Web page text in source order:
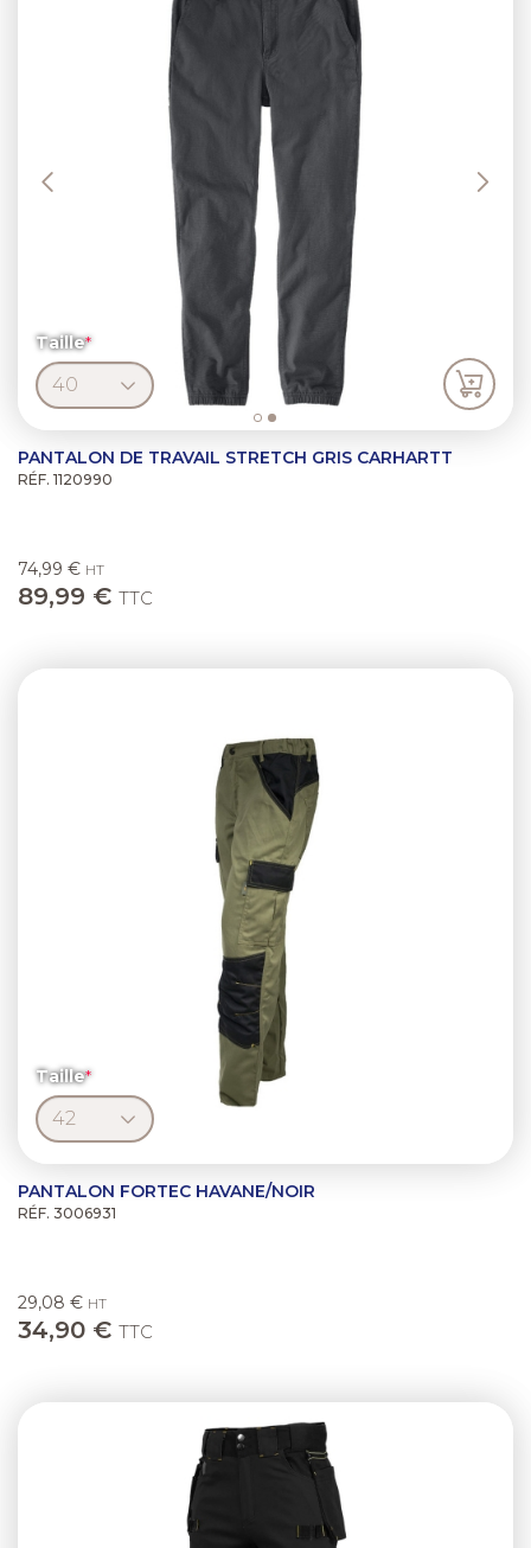
Taille
PANTALON DE TRAVAIL STRETCH GRIS CARHARTT
RÉF. 1120990
74,99 € HT
89,99 € TTC
Taille
PANTALON FORTEC HAVANE/NOIR
RÉF. 3006931
29,08 € HT
34,90 € TTC